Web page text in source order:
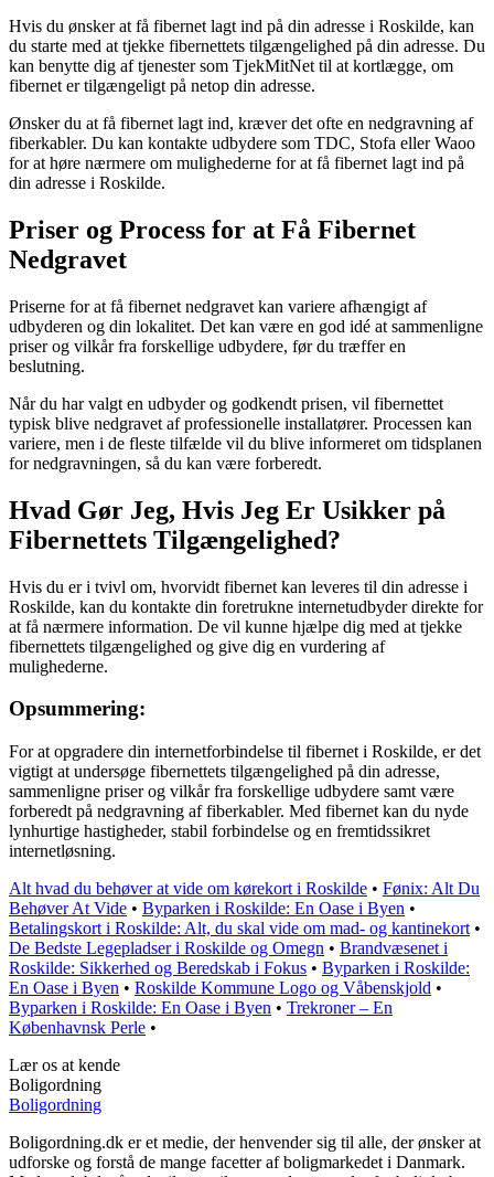
Hvis du ønsker at få fibernet lagt ind på din adresse i Roskilde, kan
du starte med at tjekke fibernettets tilgængelighed på din adresse. Du
kan benytte dig af tjenester som TjekMitNet til at kortlægge, om
fibernet er tilgængeligt på netop din adresse.
Ønsker du at få fibernet lagt ind, kræver det ofte en nedgravning af
fiberkabler. Du kan kontakte udbydere som TDC, Stofa eller Waoo
for at høre nærmere om mulighederne for at få fibernet lagt ind på
din adresse i Roskilde.
Priser og Process for at Få Fibernet
Nedgravet
Priserne for at få fibernet nedgravet kan variere afhængigt af
udbyderen og din lokalitet. Det kan være en god idé at sammenligne
priser og vilkår fra forskellige udbydere, før du træffer en
beslutning.
Når du har valgt en udbyder og godkendt prisen, vil fibernettet
typisk blive nedgravet af professionelle installatører. Processen kan
variere, men i de fleste tilfælde vil du blive informeret om tidsplanen
for nedgravningen, så du kan være forberedt.
Hvad Gør Jeg, Hvis Jeg Er Usikker på
Fibernettets Tilgængelighed?
Hvis du er i tvivl om, hvorvidt fibernet kan leveres til din adresse i
Roskilde, kan du kontakte din foretrukne internetudbyder direkte for
at få nærmere information. De vil kunne hjælpe dig med at tjekke
fibernettets tilgængelighed og give dig en vurdering af
mulighederne.
Opsummering:
For at opgradere din internetforbindelse til fibernet i Roskilde, er det
vigtigt at undersøge fibernettets tilgængelighed på din adresse,
sammenligne priser og vilkår fra forskellige udbydere samt være
forberedt på nedgravning af fiberkabler. Med fibernet kan du nyde
lynhurtige hastigheder, stabil forbindelse og en fremtidssikret
internetløsning.
Alt hvad du behøver at vide om kørekort i Roskilde • Fønix: Alt Du
Behøver At Vide • Byparken i Roskilde: En Oase i Byen •
Betalingskort i Roskilde: Alt, du skal vide om mad- og kantinekort •
De Bedste Legepladser i Roskilde og Omegn • Brandvæsenet i
Roskilde: Sikkerhed og Beredskab i Fokus • Byparken i Roskilde:
En Oase i Byen • Roskilde Kommune Logo og Våbenskjold •
Byparken i Roskilde: En Oase i Byen • Trekroner – En
Københavnsk Perle •
Lær os at kende
Boligordning
Boligordning
Boligordning.dk er et medie, der henvender sig til alle, der ønsker at
udforske og forstå de mange facetter af boligmarkedet i Danmark.